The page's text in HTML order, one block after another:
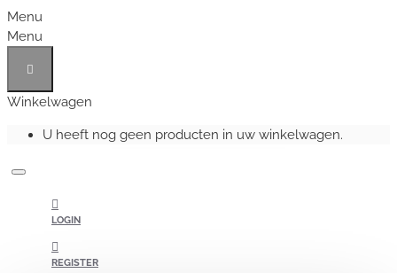
Menu
Menu
Winkelwagen
U heeft nog geen producten in uw winkelwagen.
LOGIN
REGISTER